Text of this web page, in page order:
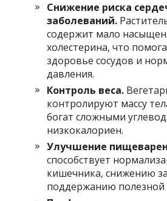
Снижение риска
заболеваний.
содержит мало
холестерина, что
здоровье сосудов и
давления.
Контроль веса.
контролируют массу
богат сложными
низкокалориен.
Улучшение
способствует
кишечника, снижению
поддержанию